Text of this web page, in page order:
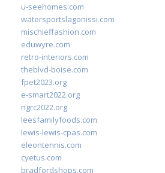
u-seehomes.com
watersportslagonissi.com
mischieffashion.com
eduwyre.com
retro-interiors.com
theblvd-boise.com
fpet2023.org
e-smart2022.org
ngrc2022.org
leesfamilyfoods.com
lewis-lewis-cpas.com
eleontennis.com
cyetus.com
bradfordshops.com